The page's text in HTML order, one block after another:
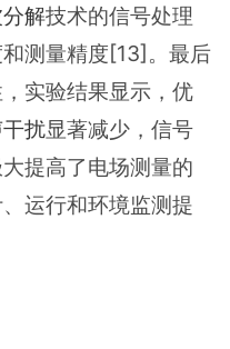
解技术的信号处理
测量精度[13]。最后
实验结果显示，优
扰显著减少，信号
提高了电场测量的
运行和环境监测提